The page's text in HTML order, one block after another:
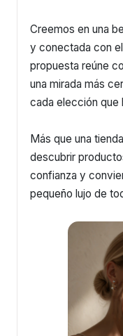
Creemos en una
y conectada con
propuesta reúne
una mirada más
cada elección que
Más que una
descubrir
confianza y
pequeño lujo de